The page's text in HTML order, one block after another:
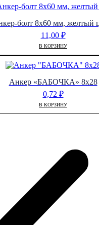
болт 8х60 мм, желтый
11,00 ₽
В КОРЗИНУ
Анкер «БАБОЧКА» 8х28
0,72 ₽
В КОРЗИНУ